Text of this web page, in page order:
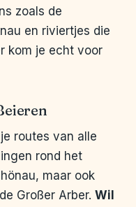
zoals de
en riviertjes die
kom je echt voor
routes van alle
rond het
maar ook
Großer Arber. Wil